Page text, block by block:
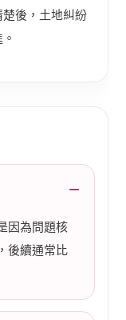
後，土地糾紛
因為問題核
後續通常比